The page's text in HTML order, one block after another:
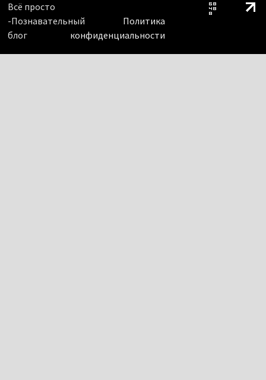
Всё просто
-Познавательный
блог
Политика
конфиденциальности